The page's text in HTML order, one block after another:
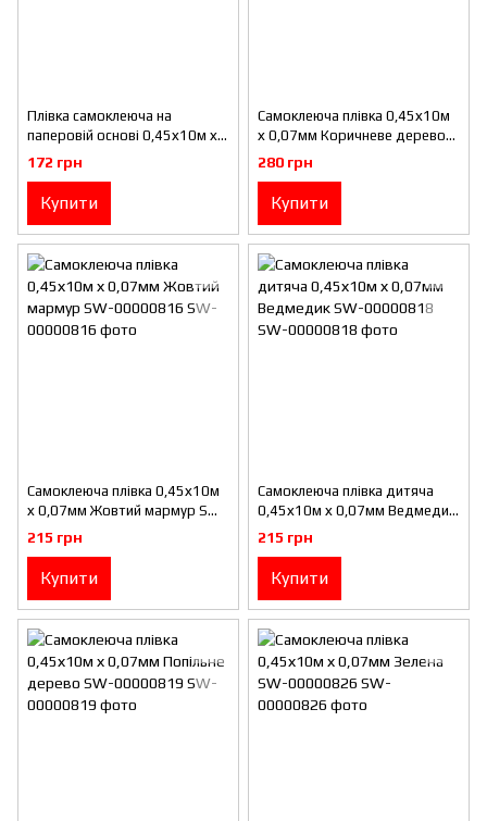
Плівка самоклеюча на
паперовій основі 0,45х10м х
0,07мм Чорні та зелені
дерева SW-00002440
172 грн
Купити
Самоклеюча плівка 0,45х10м
х 0,07мм Коричневе дерево
SW-00000810
280 грн
Купити
Самоклеюча плівка 0,45х10м
х 0,07мм Жовтий мармур SW-
00000816
215 грн
Купити
Самоклеюча плівка дитяча
0,45х10м х 0,07мм Ведмедик
SW-00000818
215 грн
Купити